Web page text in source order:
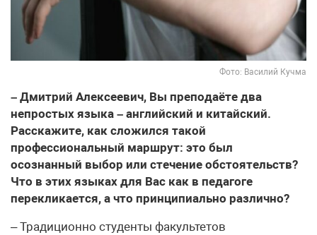
Фото: Василий Кучма
– Дмитрий Алексеевич, Вы преподаёте два
непростых языка – английский и китайский.
Расскажите, как сложился такой
профессиональный маршрут: это был
осознанный выбор или стечение обстоятельств?
Что в этих языках для Вас как в педагоге
перекликается, а что принципиально различно?
– Традиционно студенты факультетов